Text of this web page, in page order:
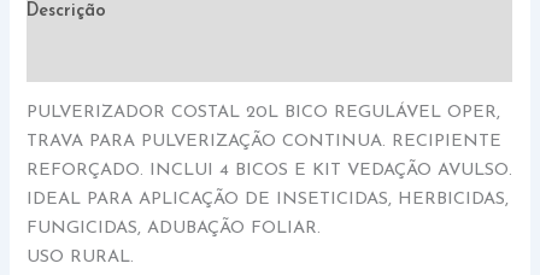
Descrição
PULVERIZADOR COSTAL 20L BICO REGULÁVEL OPER,
TRAVA PARA PULVERIZAÇÃO CONTINUA. RECIPIENTE
REFORÇADO. INCLUI 4 BICOS E KIT VEDAÇÃO AVULSO.
IDEAL PARA APLICAÇÃO DE INSETICIDAS, HERBICIDAS,
FUNGICIDAS, ADUBAÇÃO FOLIAR.
USO RURAL.